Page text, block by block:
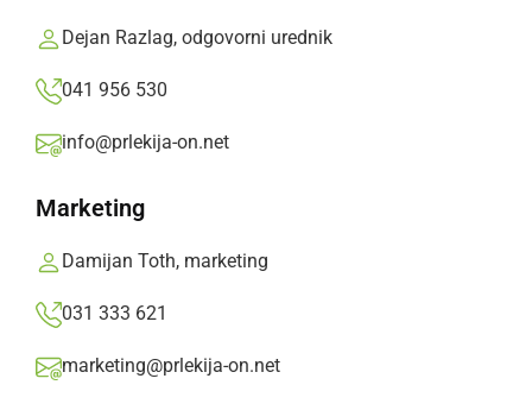
Dejan Razlag, odgovorni urednik
041 956 530
info@prlekija-on.net
Marketing
Damijan Toth, marketing
031 333 621
marketing@prlekija-on.net
Murski Soboti
ponedeljek, 20. februar 2017 ob 12:52